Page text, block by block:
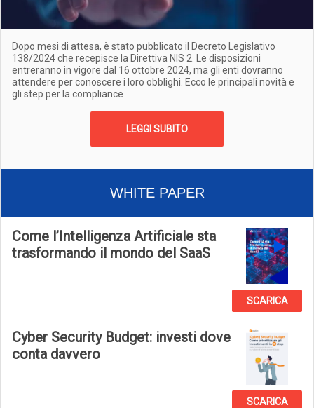
Dopo mesi di attesa, è stato pubblicato il Decreto Legislativo
138/2024 che recepisce la Direttiva NIS 2. Le disposizioni
entreranno in vigore dal 16 ottobre 2024, ma gli enti dovranno
attendere per conoscere i loro obblighi. Ecco le principali novità e
gli step per la compliance
LEGGI SUBITO
WHITE PAPER
Come l’Intelligenza Artificiale sta
trasformando il mondo del SaaS
SCARICA
Cyber Security Budget: investi dove
conta davvero
SCARICA